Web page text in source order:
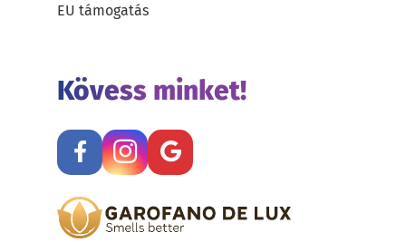
EU támogatás
Kövess minket!